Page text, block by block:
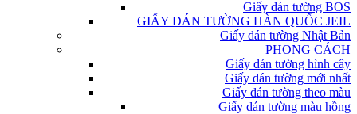
Giấy dán tường BOS
GIẤY DÁN TƯỜNG HÀN QUỐC JEIL
Giấy dán tường Nhật Bản
PHONG CÁCH
Giấy dán tường hình cây
Giấy dán tường mới nhất
Giấy dán tường theo màu
Giấy dán tường màu hồng